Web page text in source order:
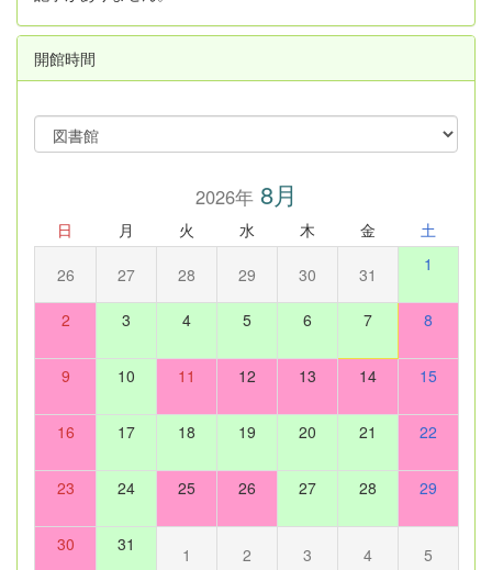
開館時間
2026年8月
日 月 火 水 木 金 土
26 27 28 29 30 31 1
2 3 4 5 6 7 8
9 10 11 12 13 14 15
16 17 18 19 20 21 22
23 24 25 26 27 28 29
30 31 1 2 3 4 5